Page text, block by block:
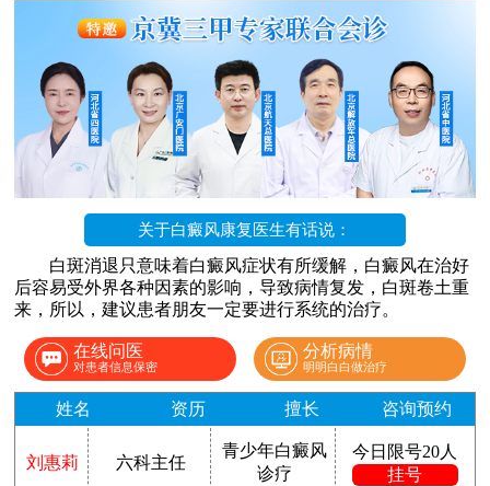
关于白癜风康复医生有话说：
白斑消退只意味着白癜风症状有所缓解，白癜风在治好
后容易受外界各种因素的影响，导致病情复发，白斑卷土重
来，所以，建议患者朋友一定要进行系统的治疗。
在线问医
对患者信息保密
分析病情
明明白白做治疗
姓名 资历 擅长 咨询预约
刘惠莉 六科主任
青少年白癜风
诊疗
今日限号20人
挂号